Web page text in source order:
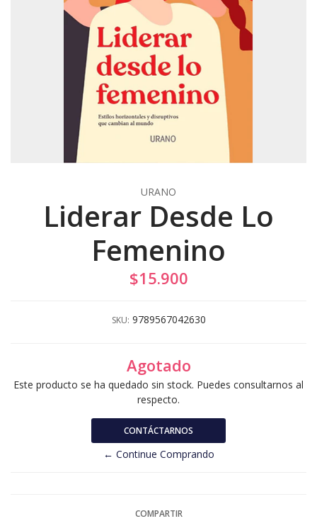
URANO
Liderar Desde Lo
Femenino
$15.900
SKU: 9789567042630
Agotado
Este producto se ha quedado sin stock. Puedes consultarnos al
respecto.
CONTÁCTARNOS
← Continue Comprando
COMPARTIR